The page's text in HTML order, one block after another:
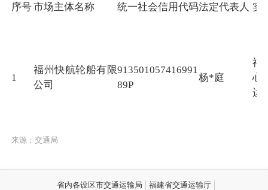
序号市场主体名称 统一社会信用代码法定代表人 实
1
福州快航轮船有限
公司
913501057416991
89P
杨*庭
福
心
运
来源：交通局
省内各设区市交通运输局 福建省交通运输厅